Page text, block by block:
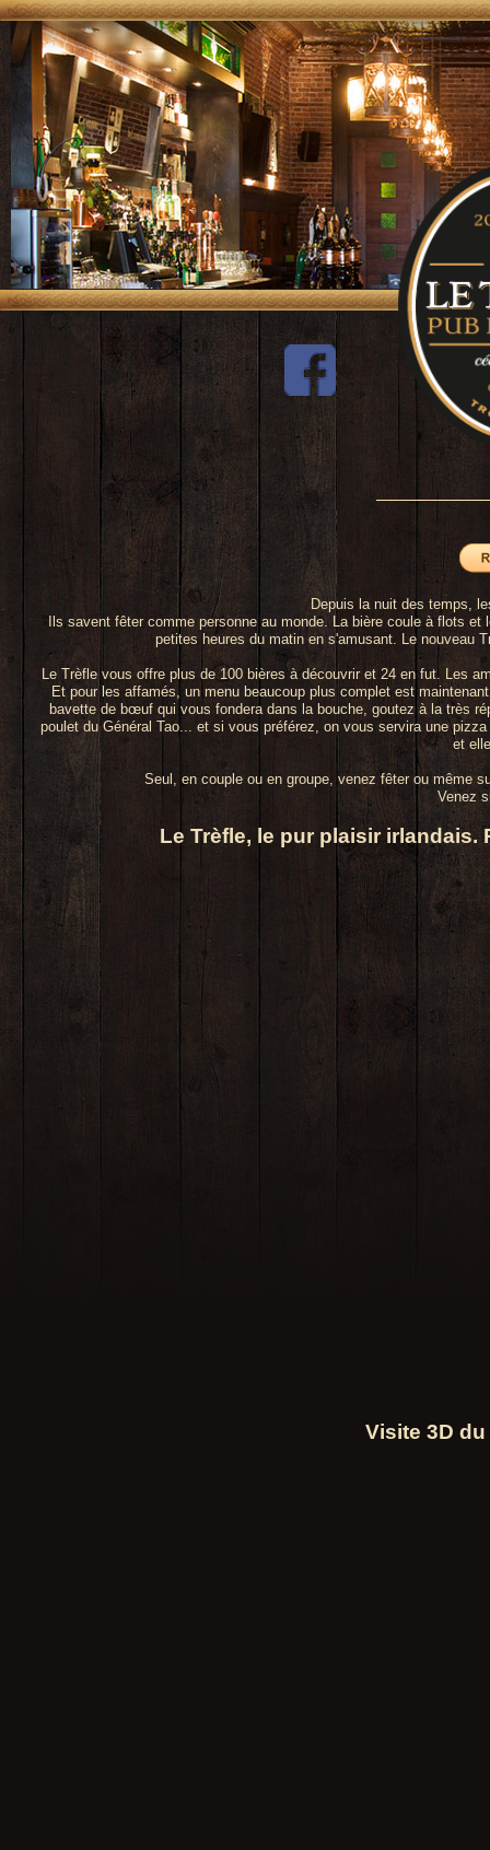
Depuis la nuit des temps,
Ils savent fêter comme personne au monde. La bière coule à flots
petites heures du matin en s'amusant. Le nouveau
Le Trèfle vous offre plus de 100 bières à découvrir et 24 en fut. Les
Et pour les affamés, un menu beaucoup plus complet est
bavette de bœuf qui vous fondera dans la bouche, goutez à la très
poulet du Général Tao... et si vous préférez, on vous servira une
et
Seul, en couple ou en groupe, venez fêter ou même
Venez
Le Trèfle, le pur plaisir
Visite 3D